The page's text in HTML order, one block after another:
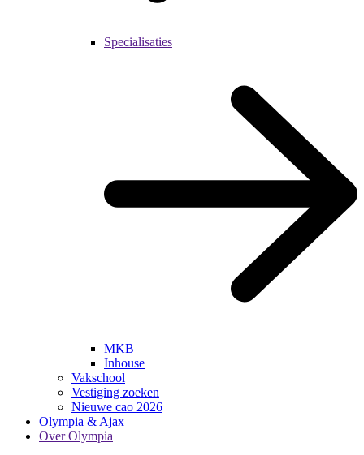
Specialisaties
MKB
Inhouse
Vakschool
Vestiging zoeken
Nieuwe cao 2026
Olympia & Ajax
Over Olympia